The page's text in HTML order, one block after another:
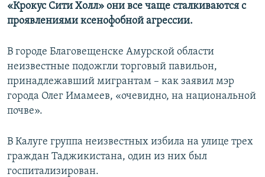
«Крокус Сити Холл» они все чаще сталкиваются с
проявлениями ксенофобной агрессии.
В городе Благовещенске Амурской области
неизвестные подожгли торговый павильон,
принадлежавший мигрантам – как заявил мэр
города Олег Имамеев, «очевидно, на национальной
почве».
В Калуге группа неизвестных избила на улице трех
граждан Таджикистана, один из них был
госпитализирован.